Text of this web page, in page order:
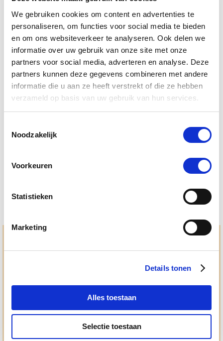
We gebruiken cookies om content en advertenties te
personaliseren, om functies voor social media te bieden
en om ons websiteverkeer te analyseren. Ook delen we
informatie over uw gebruik van onze site met onze
partners voor social media, adverteren en analyse. Deze
partners kunnen deze gegevens combineren met andere
informatie die u aan ze heeft verstrekt of die ze hebben
verzameld op basis van uw gebruik van hun services.
Noodzakelijk
Voorkeuren
Statistieken
Marketing
Details tonen
Alles toestaan
Selectie toestaan
allemaal voor doen. Bij De Paardendrogist worden we
topkwaliteit, uitgebreide informatieverstrekking en
"ouderwetse" service. Wij helpen je graag, doen wat wij
dat checken we ook.